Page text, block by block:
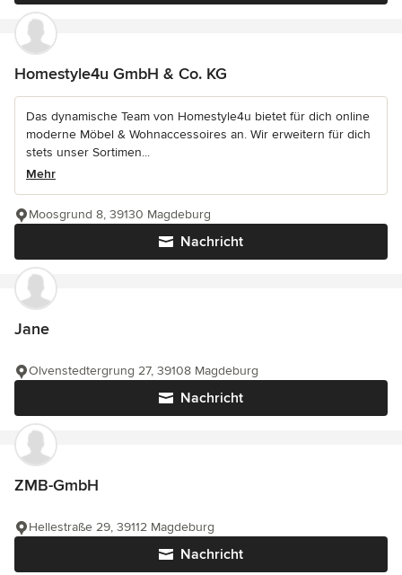
Homestyle4u GmbH & Co. KG
Das dynamische Team von Homestyle4u bietet für dich online
moderne Möbel & Wohnaccessoires an. Wir erweitern für dich
stets unser Sortimen...
Mehr
Nachricht
Moosgrund 8, 39130 Magdeburg
Jane
Nachricht
Olvenstedtergrung 27, 39108 Magdeburg
ZMB-GmbH
Nachricht
Hellestraße 29, 39112 Magdeburg